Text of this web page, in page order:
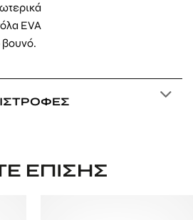
EVA
βουνό.
ΕΠΊΣΗΣ